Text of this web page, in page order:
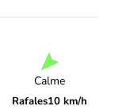
Calme
Rafales10 km/h